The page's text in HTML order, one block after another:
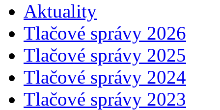
Aktuality
Tlačové správy 2026
Tlačové správy 2025
Tlačové správy 2024
Tlačové správy 2023